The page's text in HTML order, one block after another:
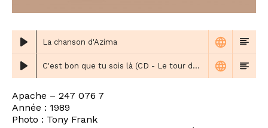
La chanson d'Azima
C'est bon que tu sois là (CD - Le tour de France 88)
Apache – 247 076 7
Année : 1989
Photo : Tony Frank